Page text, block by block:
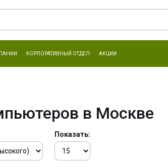
КОРПОРАТИВНЫЙ ОТДЕЛ АКЦИИ
в Москве
Показать: